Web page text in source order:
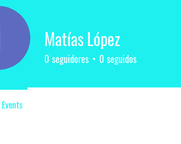
Matías López
0 seguidores 0 seguidos
Events